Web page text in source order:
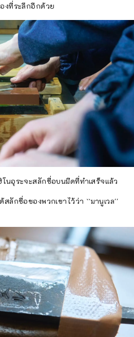
งที่ระลึกอีกด้วย
อุระจะสลักชื่อบนมีดที่ทำเสร็จแล้ว
สลักชื่อของพวกเขาไว้ว่า ``มานูเวล''